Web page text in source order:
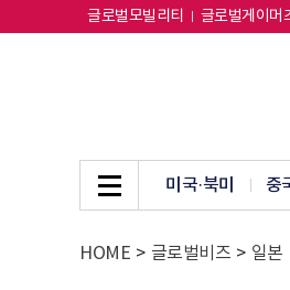
글로벌모빌리티 글로벌게이머
미국·북미 중
HOME > 글로벌비즈 > 일본